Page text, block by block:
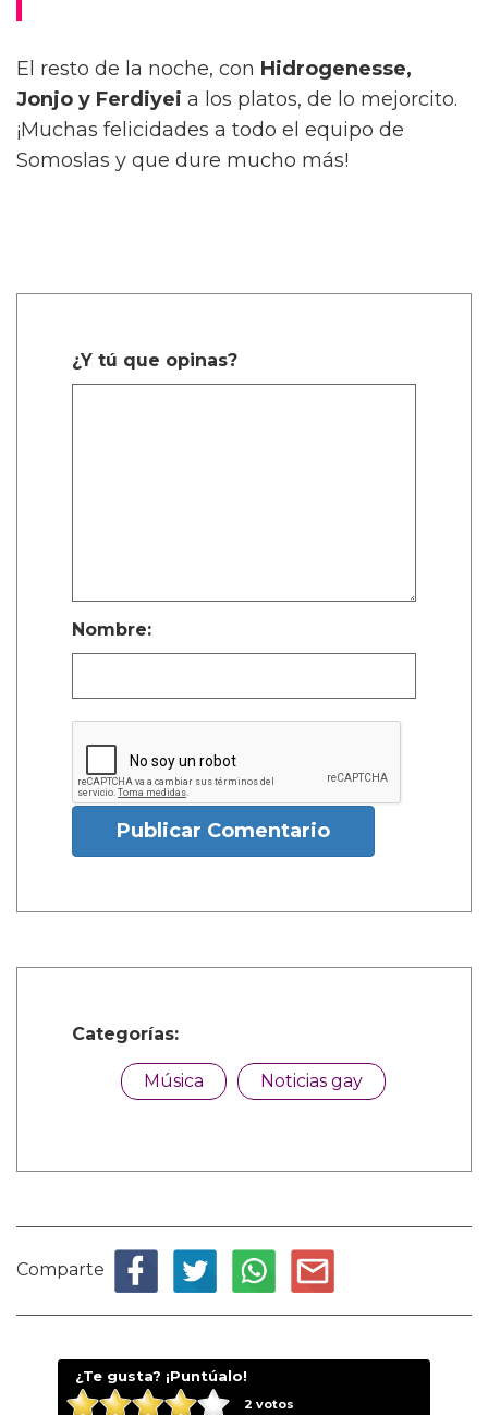
El resto de la noche, con Hidrogenesse,
Jonjo y Ferdiyei a los platos, de lo mejorcito.
¡Muchas felicidades a todo el equipo de
Somoslas y que dure mucho más!
¿Y tú que opinas?
Nombre:
Publicar Comentario
Categorías:
Música Noticias gay
Comparte
¿Te gusta? ¡Puntúalo!
2 votos